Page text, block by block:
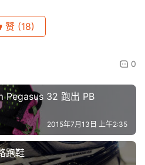
赞 (18)
0
Pegasus 32 跑出 PB
2015年7月13日 上午2:35
跑鞋